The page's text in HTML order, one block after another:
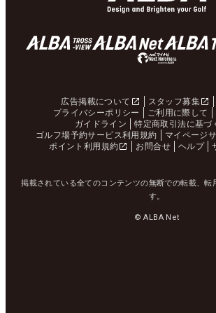
広告掲載について スタッフ募集
プライバシーポリシー
ご利用に際して
ガイドライン
特定商取引法に基づ
ゴルフ場予約サービス利用規約
マイページ
ポイント利用規約
お問合せ ヘルプ
掲載されている全てのコンテンツの無断での転載、転
す。
© ALBA Net